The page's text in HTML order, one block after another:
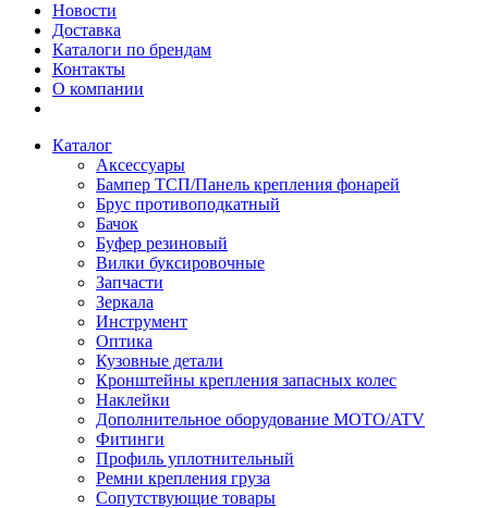
Новости
Доставка
Каталоги по брендам
Контакты
О компании
Каталог
Аксессуары
Бампер ТСП/Панель крепления фонарей
Брус противоподкатный
Бачок
Буфер резиновый
Вилки буксировочные
Запчасти
Зеркала
Инструмент
Оптика
Кузовные детали
Кронштейны крепления запасных колес
Наклейки
Дополнительное оборудование MOTO/ATV
Фитинги
Профиль уплотнительный
Ремни крепления груза
Сопутствующие товары